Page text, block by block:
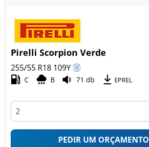
Pirelli Scorpion Verde
255/55 R18 109Y
C B 71 db EPREL
PEDIR UM ORÇAMENTO